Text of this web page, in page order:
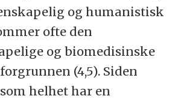
og humanistisk
ofte den
og biomedisinske
(4,5). Siden
helhet har en